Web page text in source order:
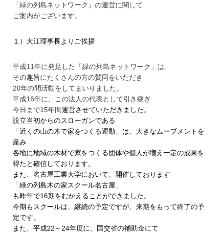
「緑の列島ネットワーク」の運営に関して
ご案内がございます。
１）大江理事長よりご挨拶
平成11年に発足した「緑の列島ネットワーク」は、
その趣旨にたくさんの方の賛同をいただき
20年の間活動をしてまいりました。
平成16年に、この法人の代表として引き継ぎ
今日まで15年間運営させていただきました。
設立当初からのスローガンである
「近くの山の木で家をつくる運動」は、 大きなムーブメントを
産み
各地に地域の木材で家をつくる団体や個人が増え一定の成果を
得たと確信しております。
また、名古屋工業大学において、開催しております
「緑の列島木の家スクール名古屋」
も昨年で16期をむかえることができました。
今期もスクールは、継続の予定ですが、来期をもって終了の予
定です。
また、平成22～24年度に、国交省の補助金にて